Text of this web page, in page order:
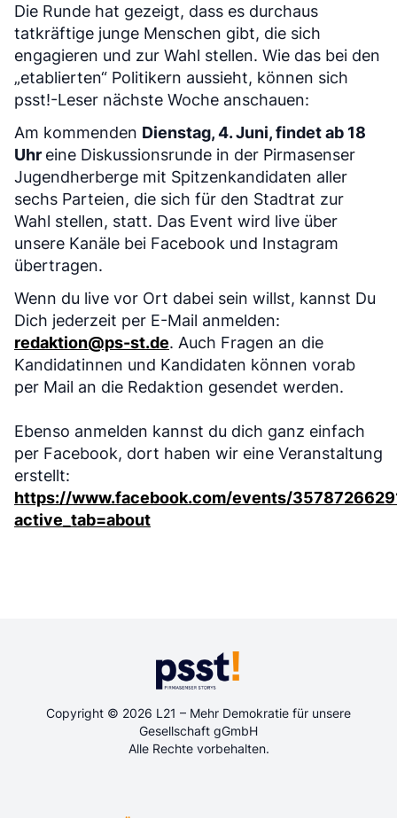
Die Runde hat gezeigt, dass es durchaus
tatkräftige junge Menschen gibt, die sich
engagieren und zur Wahl stellen. Wie das bei den
„etablierten“ Politikern aussieht, können sich
psst!-Leser nächste Woche anschauen:
Am kommenden Dienstag, 4. Juni, findet ab 18
Uhr eine Diskussionsrunde in der Pirmasenser
Jugendherberge mit Spitzenkandidaten aller
sechs Parteien, die sich für den Stadtrat zur
Wahl stellen, statt. Das Event wird live über
unsere Kanäle bei Facebook und Instagram
übertragen.
Wenn du live vor Ort dabei sein willst, kannst Du
Dich jederzeit per E-Mail anmelden:
redaktion@ps-st.de. Auch Fragen an die
Kandidatinnen und Kandidaten können vorab
per Mail an die Redaktion gesendet werden.
Ebenso anmelden kannst du dich ganz einfach
per Facebook, dort haben wir eine Veranstaltung
erstellt:
https://www.facebook.com/events/
active_tab=about
Copyright © 2026 L21 – Mehr Demokratie für unsere
Gesellschaft gGmbH
Alle Rechte vorbehalten.